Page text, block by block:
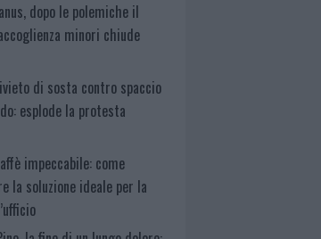
dopo le polemiche il
minori chiude
di sosta contro spaccio
esplode la protesta
impeccabile: come
la soluzione ideale per la